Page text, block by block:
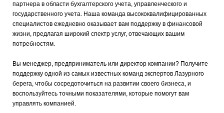
партнера в области бухгалтерского учета, управленческого и
государственного учета. Наша команда высококвалифицированных
специалистов ежедневно оказывает вам поддержку в финансовой
жизни, предлагая широкий спектр услуг, отвечающих вашим
потребностям.
Вы менеджер, предприниматель или директор компании? Получите
поддержку одной из самых известных команд экспертов Лазурного
берега, чтобы сосредоточиться на развитии своего бизнеса, и
воспользуйтесь точными показателями, которые помогут вам
управлять компанией.